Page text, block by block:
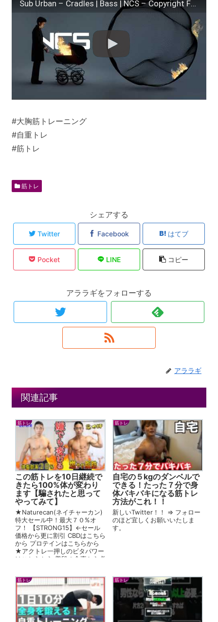
Sub Urban – Cradles | Bass | NCS – Copyright Free Music
#大胸筋トレーニング
#自重トレ
#筋トレ
筋トレ
シェアする
Twitter Facebook はてブ
Pocket LINE コピー
アララギをフォローする
アララギ
関連記事
筋トレ
この筋トレを10日継続で
きたら100%体が変わり
ます【騙されたと思って
やってみて】
★Naturecan(ネイチャーカン)
特大セール中！最大７０%オ
フ！ 【STRONG15】←セール
価格から更に割引 CBDはこちら
から プロテインはこちらから
★アクトレ一押しのビタパワー
はこちらから 普段の食事から必
筋トレ
自宅の５kgのダンベルで
できる！たった７分で身
体バキバキになる筋トレ
方法がこれ！！
新しいTwitter！！ ⇒ フォロー
のほど宜しくお願いいたしま
す。
筋トレ 筋トレ